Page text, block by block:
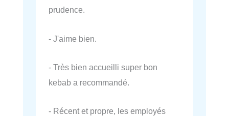
prudence.
- J'aime bien.
- Très bien accueilli super bon
kebab a recommandé.
- Récent et propre, les employés